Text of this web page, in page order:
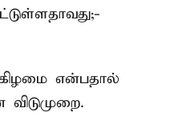
என்பதால்